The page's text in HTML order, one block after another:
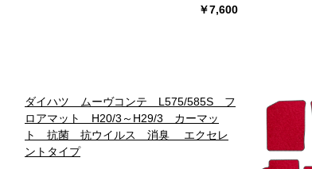
￥7,600
ダイハツ ムーヴコンテ L575/585S フ
ロアマット H20/3～H29/3 カーマッ
ト 抗菌 抗ウイルス 消臭 エクセレ
ントタイプ